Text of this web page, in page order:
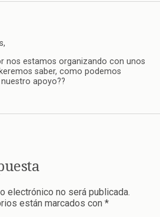
nos estamos organizando con unos
saber, como podemos
apoyo??
electrónico no será publicada.
están marcados con *